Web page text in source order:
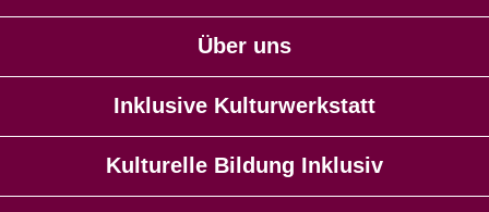
Über uns
Inklusive Kulturwerkstatt
Kulturelle Bildung Inklusiv